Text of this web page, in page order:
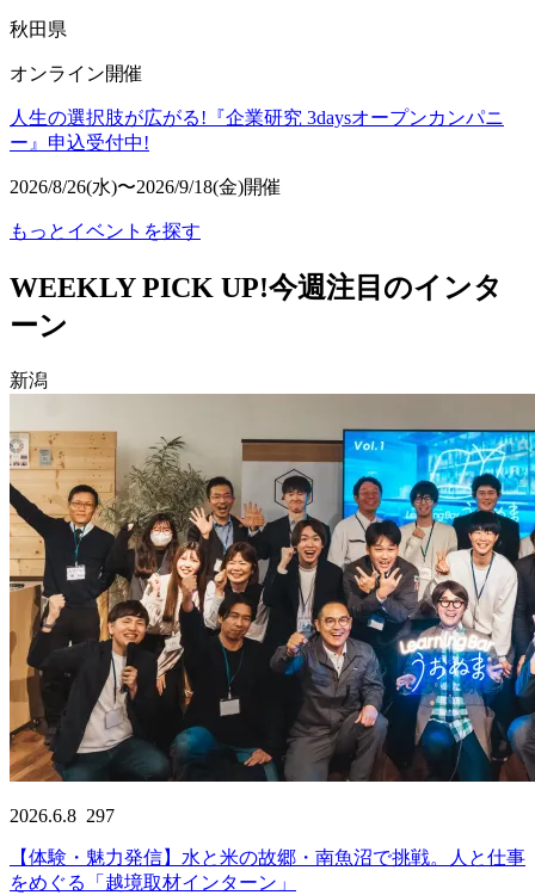
秋田県
オンライン開催
人生の選択肢が広がる!『企業研究 3daysオープンカンパニ
ー』申込受付中!
2026/8/26(水)〜2026/9/18(金)開催
もっとイベントを探す
WEEKLY PICK UP!今週注目のインタ
ーン
新潟
2026.6.8 297
【体験・魅力発信】水と米の故郷・南魚沼で挑戦。人と仕事
をめぐる「越境取材インターン」